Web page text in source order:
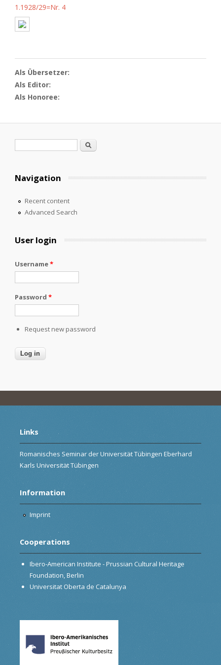
1.1928/29=Nr. 4
Als Übersetzer:
Als Editor:
Als Honoree:
Search
Navigation
Recent content
Advanced Search
User login
Username*
Password *
Request new password
Links
Romanisches Seminar der Universität Tübingen Eberhard
Karls Universität Tübingen
Information
Imprint
Cooperations
Ibero-American Institute - Prussian Cultural Heritage
Foundation, Berlin
Universitat Oberta de Catalunya